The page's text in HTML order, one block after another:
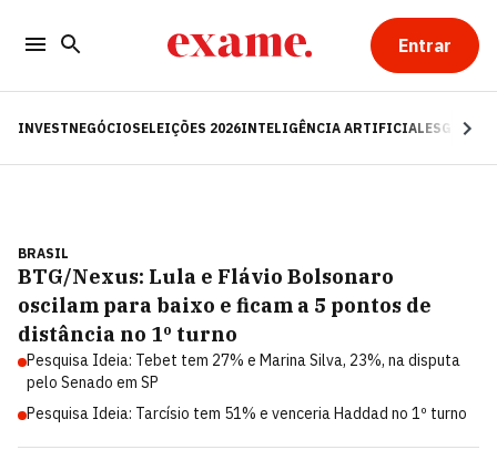
Entrar
INVESTNEGÓCIOSELEIÇÕES 2026INTELIGÊNCIA ARTIFICIALESG
BRASIL
BTG/Nexus: Lula e Flávio Bolsonaro
oscilam para baixo e ficam a 5 pontos de
distância no 1º turno
Pesquisa Ideia: Tebet tem 27% e Marina Silva, 23%, na disputa
pelo Senado em SP
Pesquisa Ideia: Tarcísio tem 51% e venceria Haddad no 1º turno